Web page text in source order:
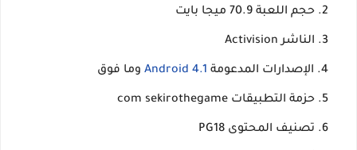
حجم اللعبة 70.9 ميجا بايت
الناشر Activision
الإصدارات المدعومة Android 4.1 وما فوق
حزمة التطبيقات com sekirothegame
تصنيف المحتوى PG18